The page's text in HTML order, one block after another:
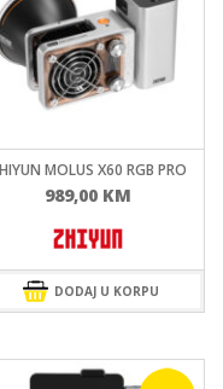
MOLUS X60 RGB PRO
989,00 KM
DODAJ U KORPU